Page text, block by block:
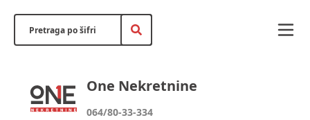
One Nekretnine
064/80-33-334